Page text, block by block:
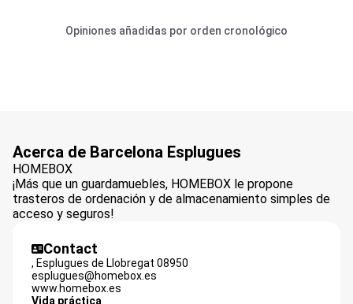
Opiniones añadidas por orden cronológico
Acerca de Barcelona Esplugues
HOMEBOX
¡Más que un guardamuebles, HOMEBOX le propone
trasteros de ordenación y de almacenamiento simples de
acceso y seguros!
Contact
, Esplugues de Llobregat 08950
esplugues@homebox.es
www.homebox.es
Vida práctica